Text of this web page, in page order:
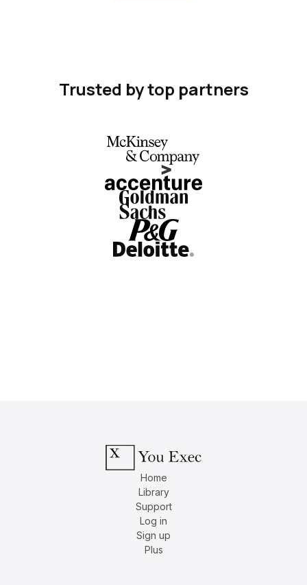
Trusted by top partners
Home
Library
Support
Log in
Sign up
Plus